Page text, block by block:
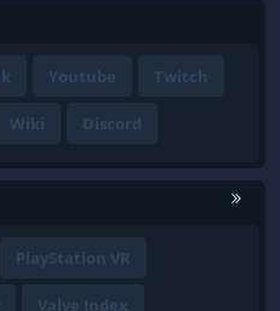
Youtube Twitch
Wiki Discord
PlayStation VR
Valve Index